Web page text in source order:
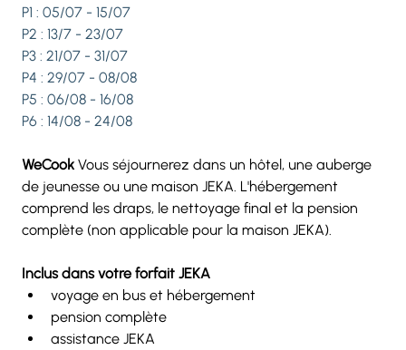
P1 : 05/07 - 15/07
P2 : 13/7 - 23/07
P3 : 21/07 - 31/07
P4 : 29/07 - 08/08
P5 : 06/08 - 16/08
P6 : 14/08 - 24/08
WeCook Vous séjournerez dans un hôtel, une auberge
de jeunesse ou une maison JEKA. L'hébergement
comprend les draps, le nettoyage final et la pension
complète (non applicable pour la maison JEKA).
Inclus dans votre forfait JEKA
voyage en bus et hébergement
pension complète
assistance JEKA